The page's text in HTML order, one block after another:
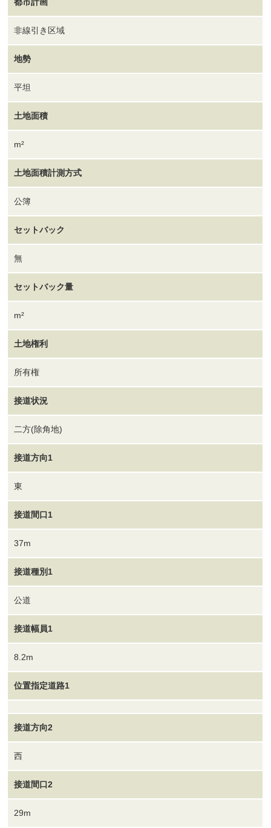
都市計画
非線引き区域
地勢
平坦
土地面積
m²
土地面積計測方式
公簿
セットバック
無
セットバック量
m²
土地権利
所有権
接道状況
二方(除角地)
接道方向1
東
接道間口1
37m
接道種別1
公道
接道幅員1
8.2m
位置指定道路1
接道方向2
西
接道間口2
29m